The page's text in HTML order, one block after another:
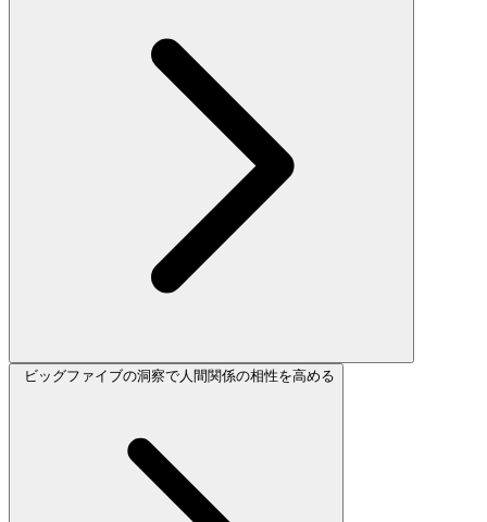
ビッグファイブの洞察で人間関係の相性を高める